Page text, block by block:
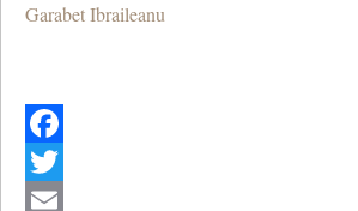
Garabet Ibraileanu
Facebook
Twitter